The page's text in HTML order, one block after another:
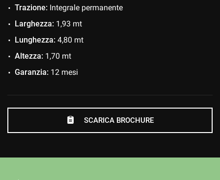
Isofix
Lettore CD
Leve al volante
Park Distance Control
Ruotino
Sedile posteriore sdoppiato
Sensori di parcheggio posteriori
Trazione: Integrale permanente
Larghezza: 1,93 mt
Lunghezza: 4,80 mt
Altezza: 1,70 mt
Garanzia: 12 mesi
SCARICA BROCHURE